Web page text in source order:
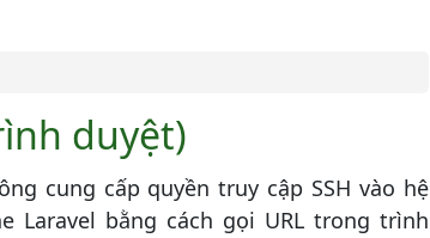
duyệt)
cung cấp quyền truy cập SSH vào hệ
Laravel bằng cách gọi URL trong trình